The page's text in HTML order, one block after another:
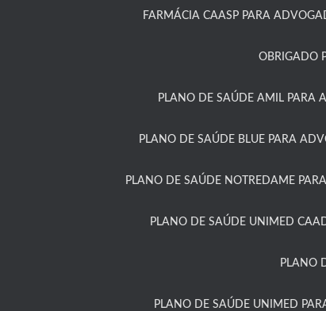
FARMÁCIA CAASP PARA
OBRIGADO
PLANO DE SAÚDE AMIL PARA
PLANO DE SAÚDE BLUE PARA
PLANO DE SAÚDE NOTREDAME
PLANO DE SAÚDE UNIMED
PLANO
PLANO DE SAÚDE UNIMED